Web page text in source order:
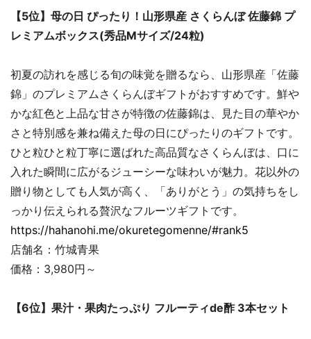
【5位】母の日 ぴったり！山形県産 さくらんぼ 佐藤錦 プ
レミアムボックス(秀品Mサイズ/24粒)
初夏の訪れを感じる旬の味覚を贈るなら、山形県産「佐藤
錦」のプレミアムさくらんぼギフトがおすすめです。鮮や
かな紅色と上品な甘さが特徴の佐藤錦は、見た目の華やか
さと特別感を兼ね備えた母の日にぴったりのギフトです。
ひと粒ひと粒丁寧に選ばれた高品質なさくらんぼは、口に
入れた瞬間に広がるジューシーな味わいが魅力。花以外の
贈り物としても人気が高く、「ありがとう」の気持ちをし
っかり伝えられる贅沢なフルーツギフトです。
https://hahanohi.me/okuretegomenne/#rank5
店舗名：竹城青果
価格：3,980円～
【6位】果汁・果肉たっぷり フルーティde酢 3本セット